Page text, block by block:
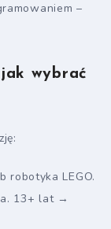
–
wybrać
LEGO.
13+ lat →